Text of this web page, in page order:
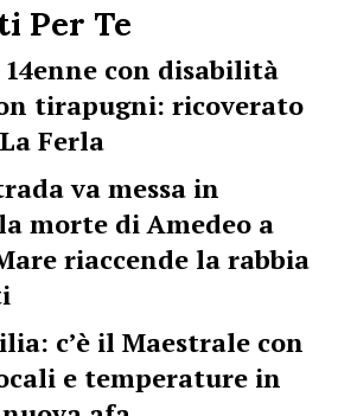
Per Te
con disabilità
tirapugni: ricoverato
Ferla
va messa in
morte di Amedeo a
riaccende la rabbia
c’è il Maestrale con
e temperature in